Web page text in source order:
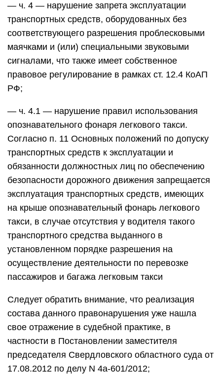
— ч. 4 — нарушение запрета эксплуатации
транспортных средств, оборудованных без
соответствующего разрешения проблесковыми
маячками и (или) специальными звуковыми
сигналами, что также имеет собственное
правовое регулирование в рамках ст. 12.4 КоАП
РФ;
— ч. 4.1 — нарушение правил использования
опознавательного фонаря легкового такси.
Согласно п. 11 Основных положений по допуску
транспортных средств к эксплуатации и
обязанности должностных лиц по обеспечению
безопасности дорожного движения запрещается
эксплуатация транспортных средств, имеющих
на крыше опознавательный фонарь легкового
такси, в случае отсутствия у водителя такого
транспортного средства выданного в
установленном порядке разрешения на
осуществление деятельности по перевозке
пассажиров и багажа легковым такси
Следует обратить внимание, что реализация
состава данного правонарушения уже нашла
свое отражение в судебной практике, в
частности в Постановлении заместителя
председателя Свердловского областного суда от
17.08.2012 по делу N 4а-601/2012;